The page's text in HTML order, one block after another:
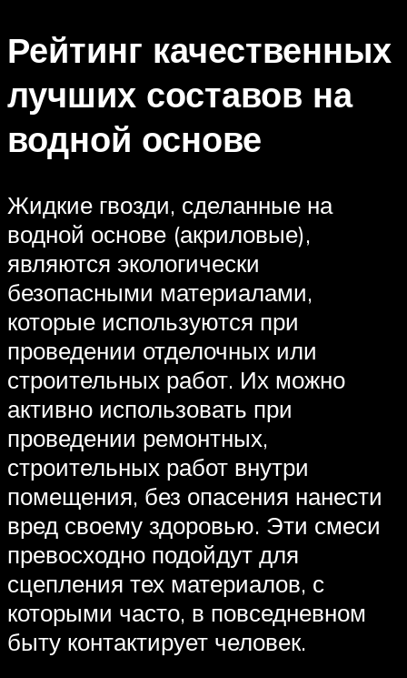
Рейтинг качественных
лучших составов на
водной основе
Жидкие гвозди, сделанные на
водной основе (акриловые),
являются экологически
безопасными материалами,
которые используются при
проведении отделочных или
строительных работ. Их можно
активно использовать при
проведении ремонтных,
строительных работ внутри
помещения, без опасения нанести
вред своему здоровью. Эти смеси
превосходно подойдут для
сцепления тех материалов, с
которыми часто, в повседневном
быту контактирует человек.